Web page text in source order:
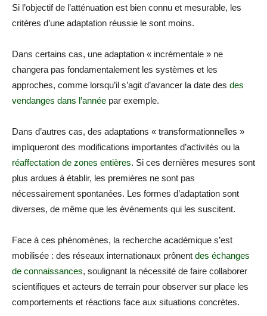
Si l’objectif de l’atténuation est bien connu et mesurable, les
critères d’une adaptation réussie le sont moins.
Dans certains cas, une adaptation « incrémentale » ne
changera pas fondamentalement les systèmes et les
approches, comme lorsqu’il s’agit d’avancer la date des des
vendanges dans l’année par exemple.
Dans d’autres cas, des adaptations « transformationnelles »
impliqueront des modifications importantes d’activités ou la
réaffectation de zones entières. Si ces dernières mesures sont
plus ardues à établir, les premières ne sont pas
nécessairement spontanées. Les formes d’adaptation sont
diverses, de même que les événements qui les suscitent.
Face à ces phénomènes, la recherche académique s’est
mobilisée : des réseaux internationaux prônent des échanges
de connaissances, soulignant la nécessité de faire collaborer
scientifiques et acteurs de terrain pour observer sur place les
comportements et réactions face aux situations concrètes.